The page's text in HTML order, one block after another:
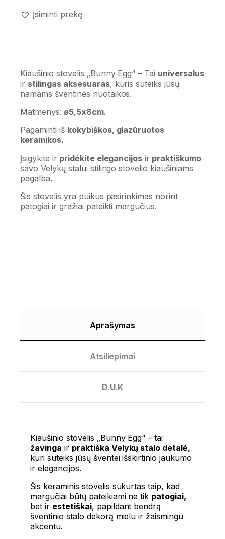
Įsiminti prekę
Kiaušinio stovelis „Bunny Egg“ – Tai universalus
ir stilingas aksesuaras, kuris suteiks jūsų
namams šventinės nuotaikos.
Matmenys: ø5,5x8cm.
Pagaminti iš kokybiškos, glazūruotos
keramikos.
Įsigykite irpridėkite elegancijos ir praktiškumo
savo Velykų stalui stilingo stovelio kiaušiniams
pagalba.
Šis stovelis yra puikus pasirinkimas norint
patogiai ir gražiai pateikti margučius.
Aprašymas
Atsiliepimai
D.U.K
Kiaušinio stovelis „Bunny Egg“ – tai
žavinga ir praktiška Velykų stalo detalė,
kuri suteiks jūsų šventei išskirtinio jaukumo
ir elegancijos.
Šis keraminis stovelis sukurtas taip, kad
margučiai būtų pateikiami ne tik patogiai,
bet ir estetiškai, papildant bendrą
šventinio stalo dekorą mielu ir žaismingu
akcentu.